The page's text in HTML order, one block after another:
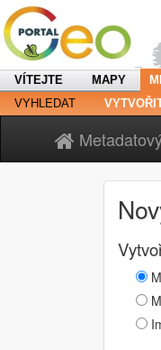
VÍTEJTE MAPY
VYHLEDAT